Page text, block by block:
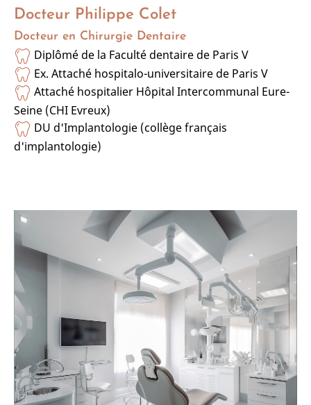
Docteur Philippe Colet
Docteur en Chirurgie Dentaire
Diplômé de la Faculté dentaire de Paris V
Ex. Attaché hospitalo-universitaire de Paris V
Attaché hospitalier Hôpital Intercommunal Eure-
Seine (CHI Evreux)
DU d'Implantologie (collège français
d'implantologie)